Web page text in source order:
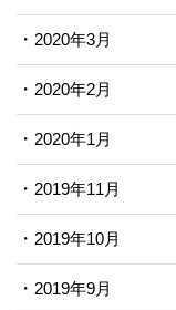
2020年3月
2020年2月
2020年1月
2019年11月
2019年10月
2019年9月